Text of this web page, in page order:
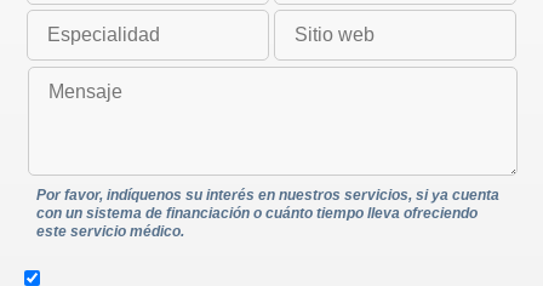
Por favor, indíquenos su interés en nuestros servicios, si ya cuenta
con un sistema de financiación o cuánto tiempo lleva ofreciendo
este servicio médico.